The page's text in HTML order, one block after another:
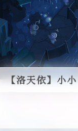
【洛天依】小小